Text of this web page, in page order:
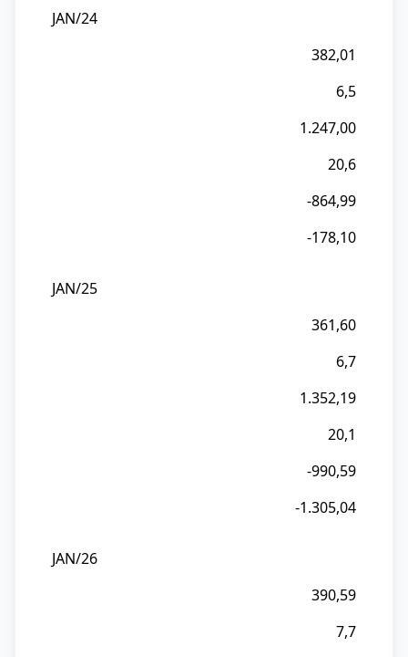
JAN/24
382,01
6,5
1.247,00
20,6
-864,99
-178,10
JAN/25
361,60
6,7
1.352,19
20,1
-990,59
-1.305,04
JAN/26
390,59
7,7